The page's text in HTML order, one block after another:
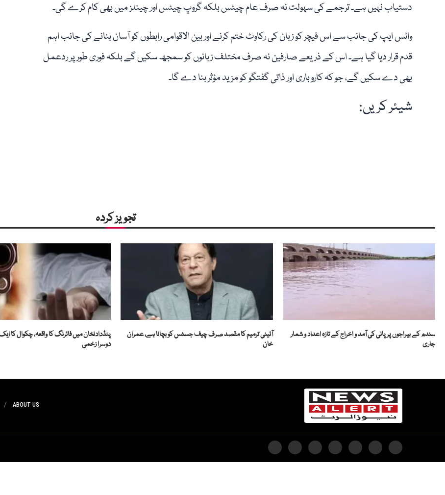
دستیاب نہیں ہے۔ ترجمے کی سہولت نہ صرف عام چیٹس بلکہ گروپ چیٹس اور چینلز میں بھی کام کرے گی۔
واٹس ایپ کی جانب سے اس فیچر کو زبان کی رکاوٹ ختم کرنے اور بین الاقوامی رابطوں کو آسان بنانے کی جانب اہم
قدم قرار دیا گیا ہے۔ اس کے ذریعے صارفین نہ صرف مختلف زبانوں کو سمجھ سکیں گے بلکہ فوری طور پر ردعمل
بھی دے سکیں گے، جو کہ کاروباری اور ذاتی گفتگو کو مزید مؤثر بنا دے گا۔
شیئر کریں:
تجویز کردہ
سندھ کے بیراجوں پر پانی کی آمد و اخراج کے تازہ اعداد و شمار
جاری
آئینی ترمیم کا مقصد صرف چیف جسٹس کو بچانا ہے، عمران
خان
پنڈدادنخان میں فائرنگ کا واقعہ، چکوال کا
دوسرا زخمی
ABOUT US